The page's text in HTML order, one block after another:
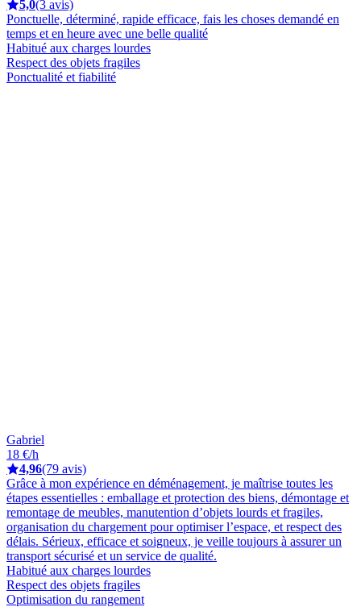
5,0(3 avis)
Ponctuelle, déterminé, rapide efficace, fais les choses demandé en
temps et en heure avec une belle qualité
Habitué aux charges lourdes
Respect des objets fragiles
Ponctualité et fiabilité
Gabriel
18 €/h
4,96(79 avis)
Grâce à mon expérience en déménagement, je maîtrise toutes les
étapes essentielles : emballage et protection des biens, démontage et
remontage de meubles, manutention d’objets lourds et fragiles,
organisation du chargement pour optimiser l’espace, et respect des
délais. Sérieux, efficace et soigneux, je veille toujours à assurer un
transport sécurisé et un service de qualité.
Habitué aux charges lourdes
Respect des objets fragiles
Optimisation du rangement